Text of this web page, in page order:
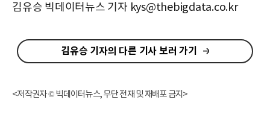
김유승 빅데이터뉴스 기자 kys@thebigdata.co.kr
김유승 기자의 다른 기사 보러 가기
<저작권자 © 빅데이터뉴스, 무단 전재 및 재배포 금지>